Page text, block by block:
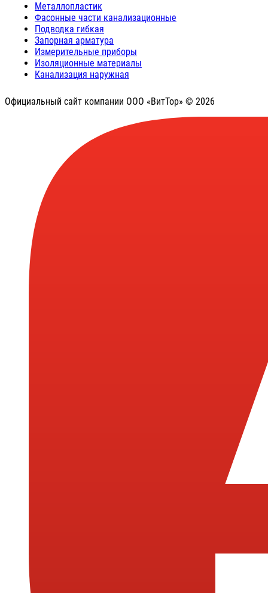
Металлопластик
Фасонные части канализационные
Подводка гибкая
Запорная арматура
Измерительные приборы
Изоляционные материалы
Канализация наружная
Официальный сайт компании ООО «ВитТор» © 2026